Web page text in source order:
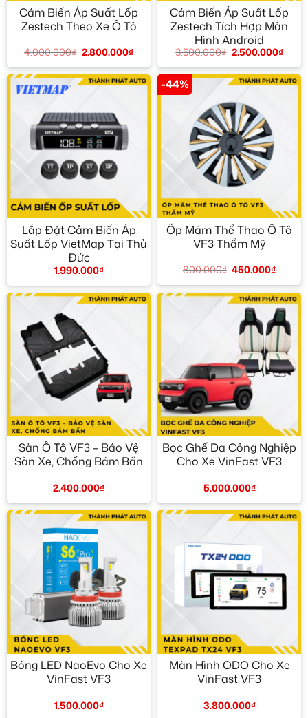
Cảm Biến Áp Suất Lốp
Zestech Theo Xe Ô Tô
4.000.000₫ 2.800.000₫
Cảm Biến Áp Suất Lốp
Zestech Tích Hợp Màn
Hình Android
3.500.000₫ 2.500.000₫
Lắp Đặt Cảm Biến Áp
Suất Lốp VietMap Tại Thủ
Đức
1.990.000₫
-44%
Ốp Mâm Thể Thao Ô Tô
VF3 Thẩm Mỹ
800.000₫ 450.000₫
Sàn Ô Tô VF3 – Bảo Vệ
Sàn Xe, Chống Bám Bẩn
2.400.000₫
Bọc Ghế Da Công Nghiệp
Cho Xe VinFast VF3
5.000.000₫
Bóng LED NaoEvo Cho Xe
VinFast VF3
1.500.000₫
Màn Hình ODO Cho Xe
VinFast VF3
3.800.000₫